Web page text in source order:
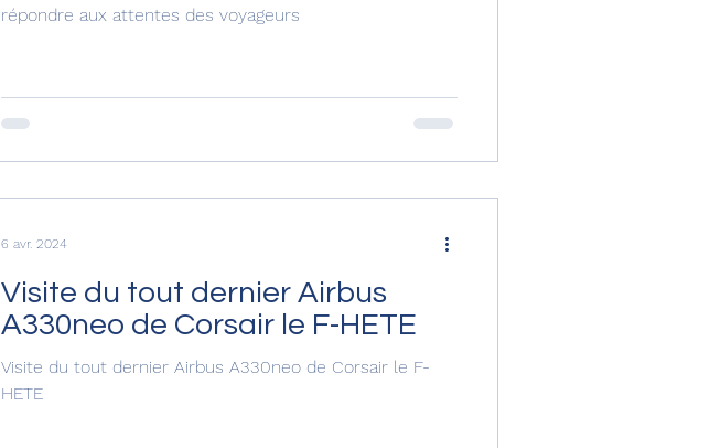
répondre aux attentes des voyageurs
Visite du tout dernier Airbus
A330neo de Corsair le F-HETE
Visite du tout dernier Airbus A330neo de Corsair le F-
HETE
6 avr. 2024